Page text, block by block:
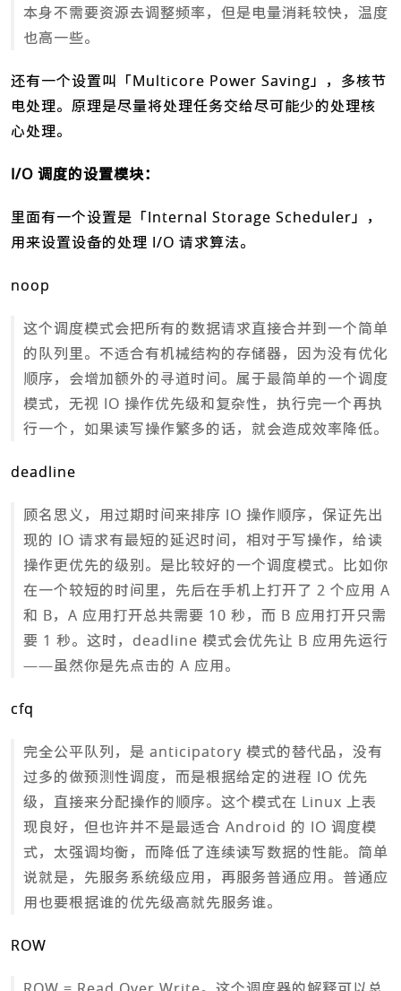
本身不需要资源去调整频率，但是电量消耗较快，温度
也高一些。
还有一个设置叫「Multicore Power Saving」，多核节
电处理。原理是尽量将处理任务交给尽可能少的处理核
心处理。
I/O 调度的设置模块：
里面有一个设置是「Internal Storage Scheduler」，
用来设置设备的处理 I/O 请求算法。
noop
这个调度模式会把所有的数据请求直接合并到一个简单
的队列里。不适合有机械结构的存储器，因为没有优化
顺序，会增加额外的寻道时间。属于最简单的一个调度
模式，无视 IO 操作优先级和复杂性，执行完一个再执
行一个，如果读写操作繁多的话，就会造成效率降低。
deadline
顾名思义，用过期时间来排序 IO 操作顺序，保证先出
现的 IO 请求有最短的延迟时间，相对于写操作，给读
操作更优先的级别。是比较好的一个调度模式。比如你
在一个较短的时间里，先后在手机上打开了 2 个应用 A
和 B，A 应用打开总共需要 10 秒，而 B 应用打开只需
要 1 秒。这时，deadline 模式会优先让 B 应用先运行
——虽然你是先点击的 A 应用。
cfq
完全公平队列，是 anticipatory 模式的替代品，没有
过多的做预测性调度，而是根据给定的进程 IO 优先
级，直接来分配操作的顺序。这个模式在 Linux 上表
现良好，但也许并不是最适合 Android 的 IO 调度模
式，太强调均衡，而降低了连续读写数据的性能。简单
说就是，先服务系统级应用，再服务普通应用。普通应
用也要根据谁的优先级高就先服务谁。
ROW